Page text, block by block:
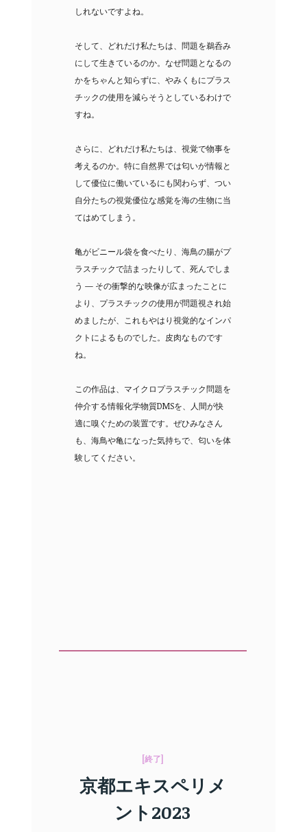
しれないですよね。
そして、どれだけ私たちは、問題を鵜呑み
にして生きているのか。なぜ問題となるの
かをちゃんと知らずに、やみくもにプラス
チックの使用を減らそうとしているわけで
すね。
さらに、どれだけ私たちは、視覚で物事を
考えるのか。特に自然界では匂いが情報と
して優位に働いているにも関わらず、つい
自分たちの視覚優位な感覚を海の生物に当
てはめてしまう。
亀がビニール袋を食べたり、海鳥の腸がプ
ラスチックで詰まったりして、死んでしま
う — その衝撃的な映像が広まったことに
より、プラスチックの使用が問題視され始
めましたが、これもやはり視覚的なインパ
クトによるものでした。皮肉なものです
ね。
この作品は、マイクロプラスチック問題を
仲介する情報化学物質DMSを、人間が快
適に嗅ぐための装置です。ぜひみなさん
も、海鳥や亀になった気持ちで、匂いを体
験してください。
[終了]
京都エキスペリメ
ント2023